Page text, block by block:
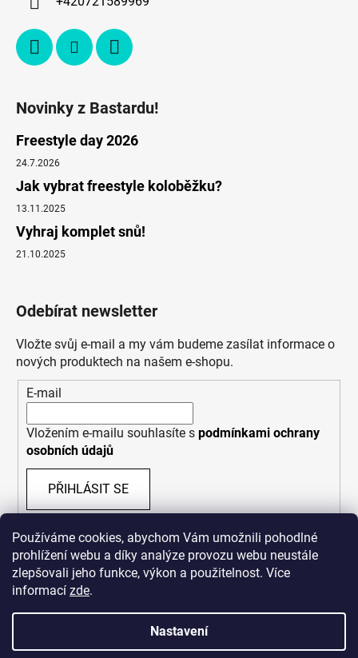
Používáme cookies, abychom Vám umožnili pohodlné
prohlížení webu a díky analýze provozu webu neustále
zlepšovali jeho funkce, výkon a použitelnost. Více
informací zde.
Nastavení
Novinky z Bastardu!
Freestyle day 2026
24.7.2026
Jak vybrat freestyle koloběžku?
13.11.2025
Vyhraj komplet snů!
21.10.2025
Odebírat newsletter
Vložte svůj e-mail a my vám budeme zasílat informace o
nových produktech na našem e-shopu.
E-mail
Vložením e-mailu souhlasíte s podmínkami ochrany
osobních údajů
PŘIHLÁSIT SE